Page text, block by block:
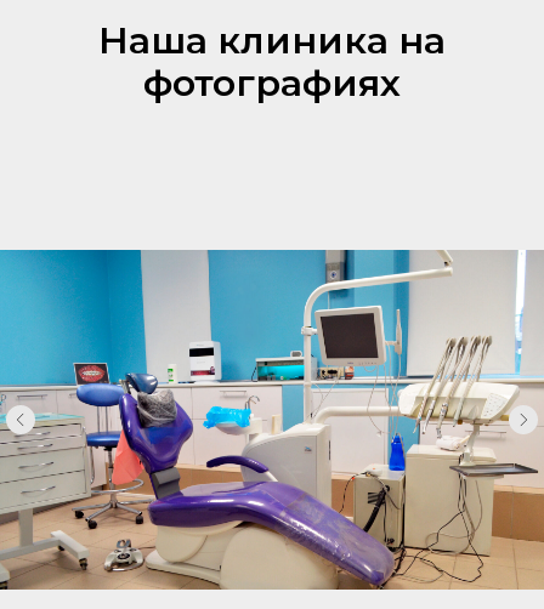
Наша клиника на
фотографиях